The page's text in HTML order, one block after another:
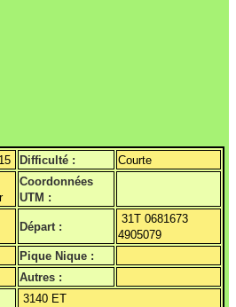
Difficulté :
Courte
Coordonnées
UTM :
Départ :
31T 0681673
4905079
Pique Nique :
Autres :
3140 ET